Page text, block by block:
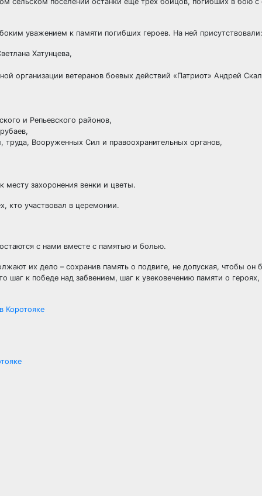
уважением к памяти погибших героев. На ней присутствовали:
Хатунцева,
организации ветеранов боевых действий «Патриот» Андрей
и Репьевского районов,
труда, Вооруженных Сил и правоохранительных органов,
захоронения венки и цветы.
кто участвовал в церемонии.
с нами вместе с памятью и болью.
их дело – сохранив память о подвиге, не допуская, чтобы он
к победе над забвением, шаг к увековечению памяти о героях,
Коротояке